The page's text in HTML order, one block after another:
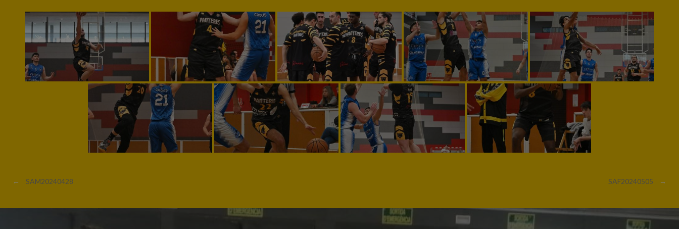
← SAM20240428 SAF20240505 →